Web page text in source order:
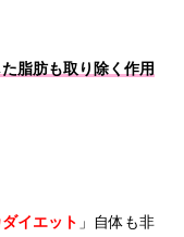
脂肪も取り除く作用
イエット 」自体も非